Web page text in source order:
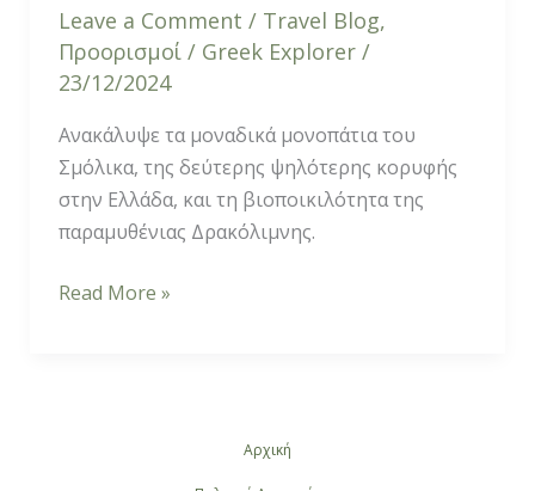
Leave a Comment / Travel Blog,
Προορισμοί/ Greek Explorer /
23/12/2024
Ανακάλυψε τα μοναδικά μονοπάτια του
Σμόλικα, της δεύτερης ψηλότερης κορυφής
στην Ελλάδα, και τη βιοποικιλότητα της
παραμυθένιας Δρακόλιμνης.
Read More »
Αρχική